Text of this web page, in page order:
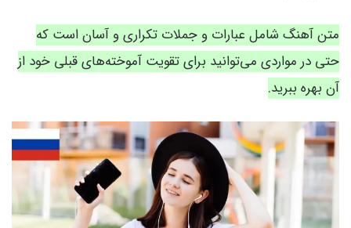
متن آهنگ شامل عبارات و جملات تکراری و آسان است که
حتی در مواردی می‌توانید برای تقویت آموخته‌های قبلی خود از
آن بهره ببرید.